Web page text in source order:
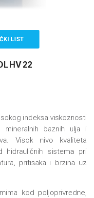
LIST
HV 22
indeksa viskoznosti
mineralnih baznih ulja i
Visok nivo kvaliteta
hidrauličnih sistema pri
pritisaka i brzina uz
kod poljoprivredne,